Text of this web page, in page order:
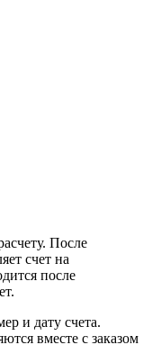
После
счет на
после
и дату счета.
вместе с заказом